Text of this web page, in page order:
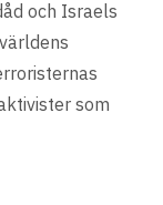
och Israels
som